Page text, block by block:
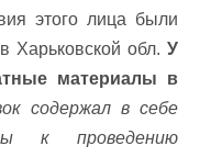
этого лица были
Харьковской обл. У
материалы в
содержал в себе
к проведению